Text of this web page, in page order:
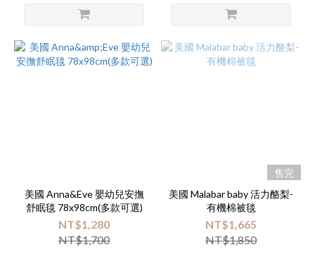
美國 Anna&Eve 嬰幼兒安撫
舒眠毯 78x98cm(多款可選)
NT$1,280
NT$1,700
售完
美國 Malabar baby 活力酪梨-
有機棉被毯
NT$1,665
NT$1,850